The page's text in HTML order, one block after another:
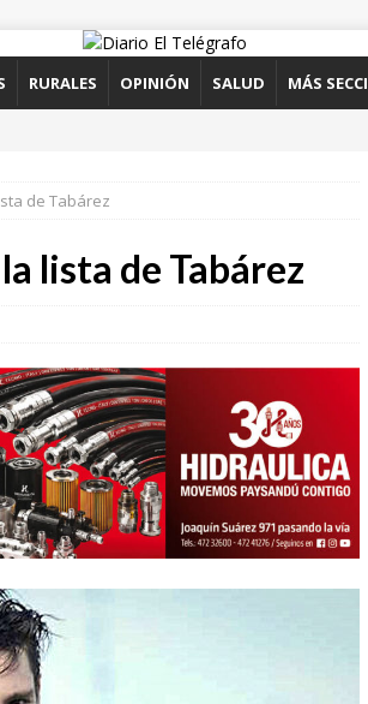
RURALES OPINIÓN SALUD MÁS
de Tabárez
lista de Tabárez